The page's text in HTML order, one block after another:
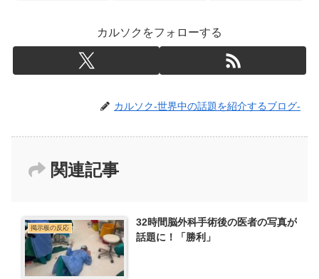
カルソクをフォローする
カルソク-世界中の話題を紹介するブログ-
関連記事
掲示板の反応
32時間脳外科手術後の医者の写真が
話題に！「勝利」